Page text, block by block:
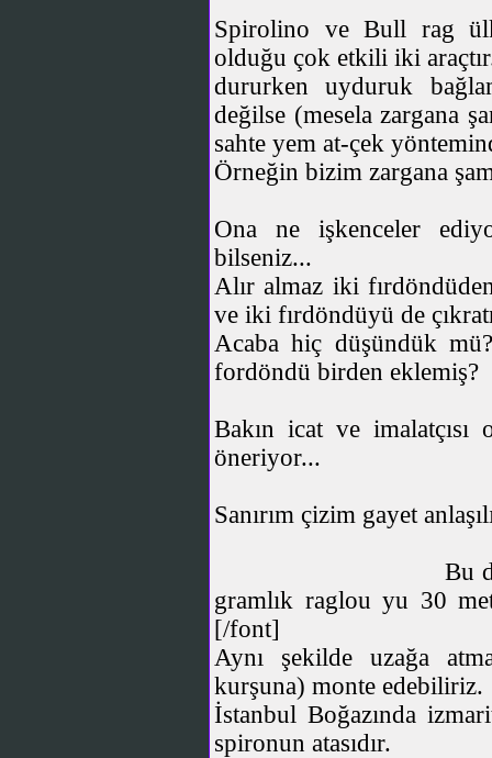
Spirolino ve Bull rag
olduğu çok etkili iki
dururken uyduruk
değilse (mesela zargana
sahte yem at-çek
Örneğin bizim zargana
Ona ne işkenceler
bilseniz...
Alır almaz iki
ve iki fırdöndüyü de
Acaba hiç düşündük
fordöndü birden eklemiş?
Bakın icat ve imalatçısı
öneriyor...
Sanırım çizim gayet
Bu
gramlık raglou yu 30
[/font]
Aynı şekilde uzağa
kurşuna) monte edebiliriz.
İstanbul Boğazında
spironun atasıdır.